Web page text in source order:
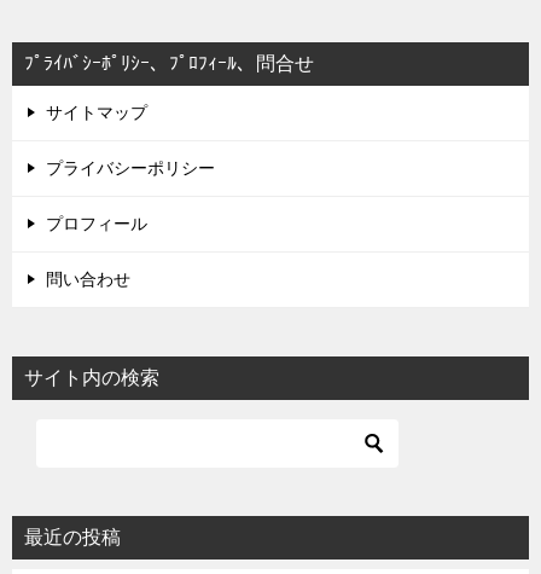
ﾌﾟﾗｲﾊﾞｼｰﾎﾟﾘｼｰ、ﾌﾟﾛﾌｨｰﾙ、問合せ
サイトマップ
プライバシーポリシー
プロフィール
問い合わせ
サイト内の検索
最近の投稿